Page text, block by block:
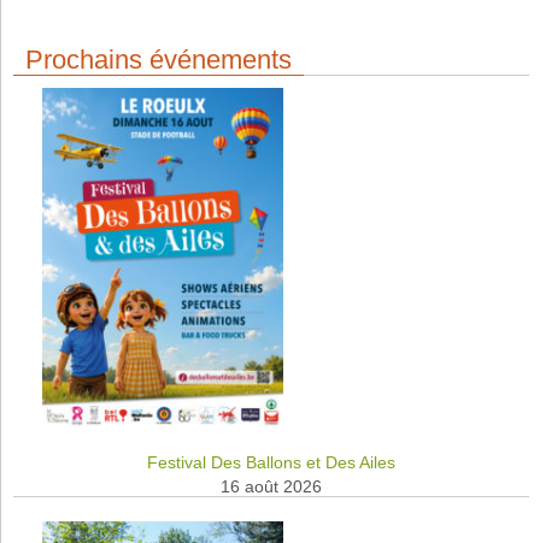
Prochains événements
Festival Des Ballons et Des Ailes
16 août 2026